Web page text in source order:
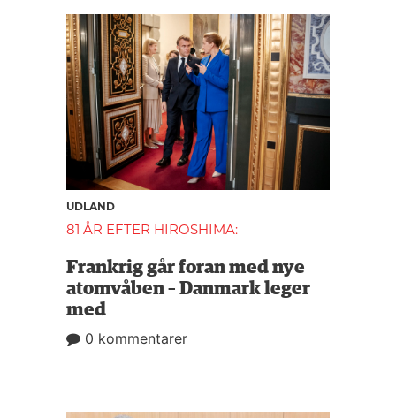
UDLAND
81 ÅR EFTER HIROSHIMA:
Frankrig går foran med nye
atomvåben – Danmark leger
med
0 kommentarer